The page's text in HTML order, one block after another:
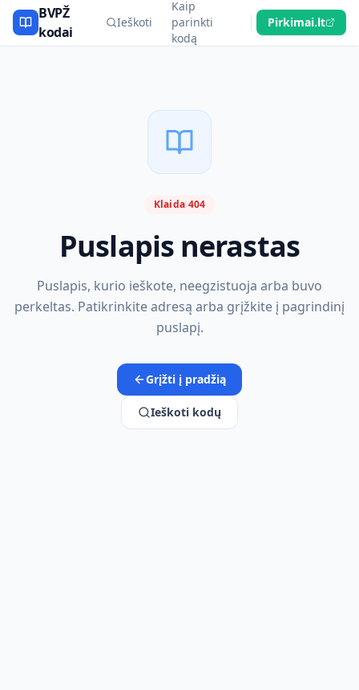
BVPŽ
kodai
Ieškoti
Kaip
parinkti
kodą
Pirkimai.lt
Klaida 404
Puslapis nerastas
Puslapis, kurio ieškote, neegzistuoja arba buvo
perkeltas. Patikrinkite adresą arba grįžkite į pagrindinį
puslapį.
Grįžti į pradžią
Ieškoti kodų